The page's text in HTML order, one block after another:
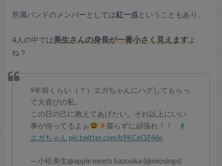
所属バンドのメンバーとしては紅一点ということもあり、
4人の中では美生さんの身長が一番小さく見えますよ
ね？
9年前くらい（？）エガちゃんにハグしてもらっ
て大喜びの私。
この日の己に教えてあげたい。それ以上にいい
事が待ってるよぉ
腐らずに頑張れ！！#
エガちゃん pic.twitter.com/b9KCeQZ46e
— 小松美生@apple meets bazooka (@miosings)